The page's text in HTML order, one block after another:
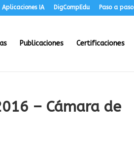
Aplicaciones IA DigCompEdu Paso a paso
Publicaciones Certificaciones
– Cámara de